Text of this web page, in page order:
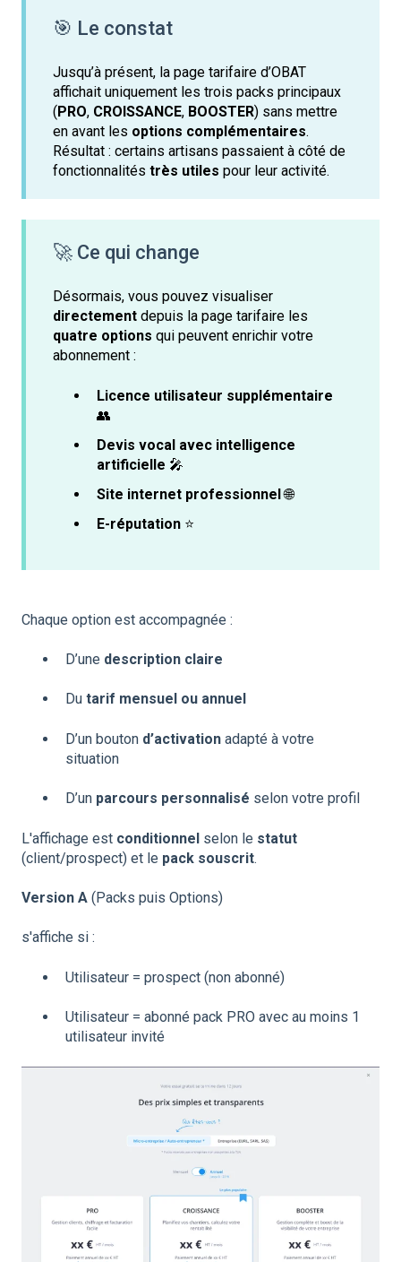
🎯 Le constat
Jusqu’à présent, la page tarifaire d’OBAT
affichait uniquement les trois packs principaux
( PRO, CROISSANCE, BOOSTER) sans mettre
en avant les options complémentaires.
Résultat : certains artisans passaient à côté de
fonctionnalités très utiles pour leur activité.
🚀 Ce qui change
Désormais, vous pouvez visualiser
directement depuis la page tarifaire les
quatre options qui peuvent enrichir votre
abonnement :
Licence utilisateur supplémentaire
👥
Devis vocal avec intelligence
artificielle 🎤
Site internet professionnel🌐
E-réputation ⭐
Chaque option est accompagnée :
D’une description claire
Du tarif mensuel ou annuel
D’un bouton d’activation adapté à votre
situation
D’un parcours personnalisé selon votre profil
L'affichage est conditionnel selon le statut
(client/prospect) et le pack souscrit.
Version A (Packs puis Options)
s'affiche si :
Utilisateur = prospect (non abonné)
Utilisateur = abonné pack PRO avec au moins 1
utilisateur invité